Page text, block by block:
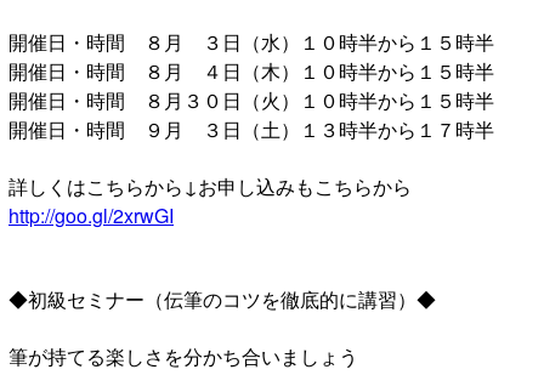
開催日・時間 ８月 ３日（水）１０時半から１５時半
開催日・時間 ８月 ４日（木）１０時半から１５時半
開催日・時間 ８月３０日（火）１０時半から１５時半
開催日・時間 ９月 ３日（土）１３時半から１７時半
詳しくはこちらから↓お申し込みもこちらから
http://goo.gl/2xrwGI
◆初級セミナー（伝筆のコツを徹底的に講習）◆
筆が持てる楽しさを分かち合いましょう